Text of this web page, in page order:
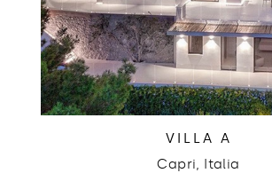
VILLA A
Capri, Italia